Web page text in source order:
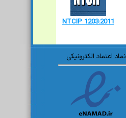
NTCIP 1203:2011
نماد اعتماد الکترونیکی